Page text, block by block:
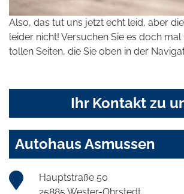
Also, das tut uns jetzt echt leid, aber
leider nicht! Versuchen Sie es doch
tollen Seiten, die Sie oben in der
Ihr Kontakt zu
Autohaus Asmussen
Hauptstraße 50